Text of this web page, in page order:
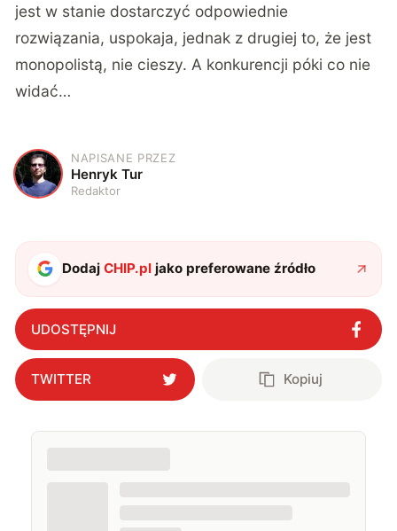
jest w stanie dostarczyć odpowiednie
rozwiązania, uspokaja, jednak z drugiej to, że jest
monopolistą, nie cieszy. A konkurencji póki co nie
widać…
H
NAPISANE PRZEZ
Henryk Tur
Redaktor
DodajCHIP.pl jako preferowane źródło
UDOSTĘPNIJ
TWITTER Kopiuj